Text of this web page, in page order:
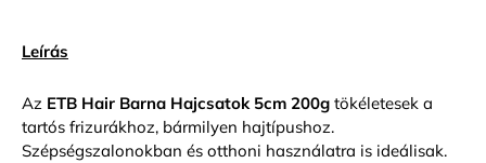
Leírás
Az ETB Hair Barna Hajcsatok 5cm 200g tökéletesek a
tartós frizurákhoz, bármilyen hajtípushoz.
Szépségszalonokban és otthoni használatra is ideálisak.